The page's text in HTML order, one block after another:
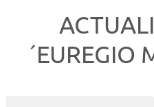
´EUREGIO